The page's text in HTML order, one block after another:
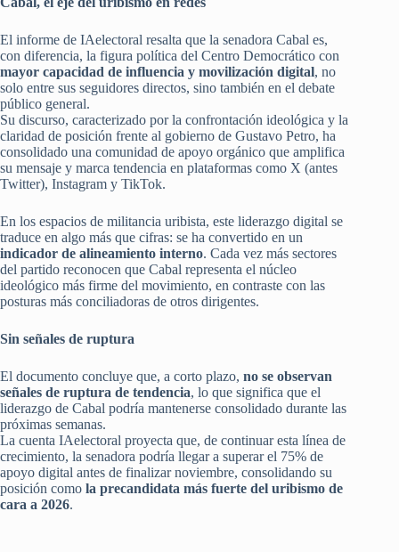
El informe de IAelectoral resalta que la senadora Cabal es,
con diferencia, la figura política del Centro Democrático con
mayor capacidad de influencia y movilización digital, no
solo entre sus seguidores directos, sino también en el debate
público general.
Su discurso, caracterizado por la confrontación ideológica y la
claridad de posición frente al gobierno de Gustavo Petro, ha
consolidado una comunidad de apoyo orgánico que amplifica
su mensaje y marca tendencia en plataformas como X (antes
Twitter), Instagram y TikTok.
En los espacios de militancia uribista, este liderazgo digital se
traduce en algo más que cifras: se ha convertido en un
indicador de alineamiento interno. Cada vez más sectores
del partido reconocen que Cabal representa el núcleo
ideológico más firme del movimiento, en contraste con las
posturas más conciliadoras de otros dirigentes.
Sin señales de ruptura
El documento concluye que, a corto plazo, no se observan
señales de ruptura de tendencia, lo que significa que el
liderazgo de Cabal podría mantenerse consolidado durante las
próximas semanas.
La cuenta IAelectoral proyecta que, de continuar esta línea de
crecimiento, la senadora podría llegar a superar el 75% de
apoyo digital antes de finalizar noviembre, consolidando su
posición como la precandidata más fuerte del uribismo de
cara a 2026.